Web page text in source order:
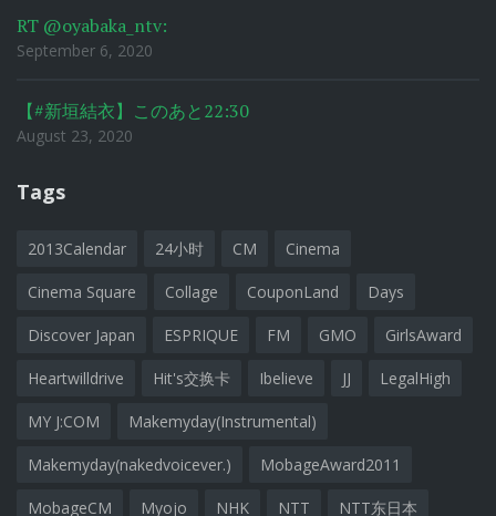
RT @oyabaka_ntv:
September 6, 2020
【#新垣結衣】このあと22:30
August 23, 2020
Tags
2013Calendar 24小时 CM Cinema
Cinema Square Collage CouponLand Days
Discover Japan ESPRIQUE FM GMO GirlsAward
Heartwilldrive Hit's交换卡 Ibelieve JJ LegalHigh
MY J:COM Makemyday(Instrumental)
Makemyday(nakedvoicever.) MobageAward2011
MobageCM Myojo NHK NTT NTT东日本